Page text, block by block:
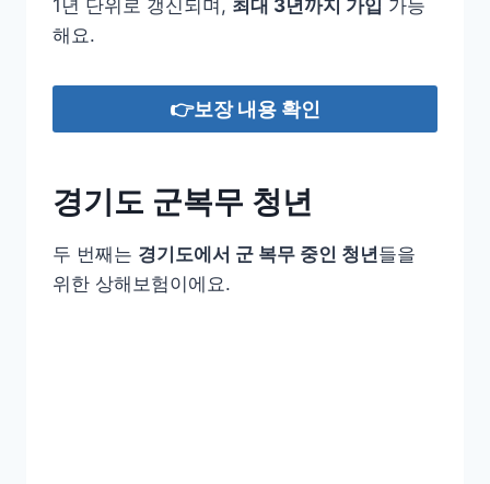
1년 단위로 갱신되며, 최대 3년까지 가입 가능
해요.
👉보장 내용 확인
경기도 군복무 청년
두 번째는 경기도에서 군 복무 중인 청년들을
위한 상해보험이에요.